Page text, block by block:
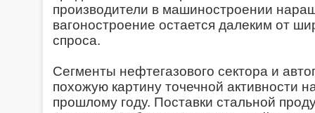
производители в машиностроении
вагоностроение остается далеким от
спроса.
Сегменты нефтегазового сектора и
похожую картину точечной активности
прошлому году. Поставки стальной